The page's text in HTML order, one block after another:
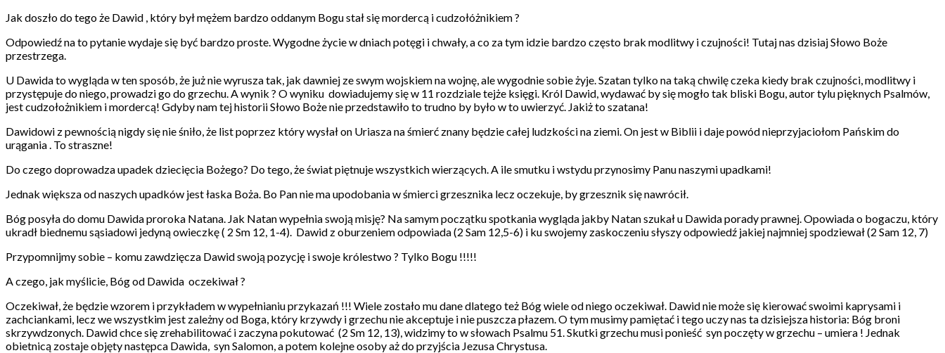
Jak doszło do tego że Dawid , który był mężem bardzo oddanym Bogu stał się mordercą i cudzołóżnikiem ?
Odpowiedź na to pytanie wydaje się być bardzo proste. Wygodne życie w dniach potęgi i chwały, a co za tym idzie bardzo często brak modlitwy i czujności! Tutaj nas dzisiaj Słowo Boże
przestrzega.
U Dawida to wygląda w ten sposób, że już nie wyrusza tak, jak dawniej ze swym wojskiem na wojnę, ale wygodnie sobie żyje. Szatan tylko na taką chwilę czeka kiedy brak czujności, modlitwy i
przystępuje do niego, prowadzi go do grzechu. A wynik ? O wyniku dowiadujemy się w 11 rozdziale tejże księgi. Król Dawid, wydawać by się mogło tak bliski Bogu, autor tylu pięknych Psalmów,
jest cudzołożnikiem i mordercą! Gdyby nam tej historii Słowo Boże nie przedstawiło to trudno by było w to uwierzyć. Jakiż to szatana!
Dawidowi z pewnością nigdy się nie śniło, że list poprzez który wysłał on Uriasza na śmierć znany będzie całej ludzkości na ziemi. On jest w Biblii i daje powód nieprzyjaciołom Pańskim do
urągania . To straszne!
Do czego doprowadza upadek dziecięcia Bożego? Do tego, że świat piętnuje wszystkich wierzących. A ile smutku i wstydu przynosimy Panu naszymi upadkami!
Jednak większa od naszych upadków jest łaska Boża. Bo Pan nie ma upodobania w śmierci grzesznika lecz oczekuje, by grzesznik się nawrócił.
Bóg posyła do domu Dawida proroka Natana. Jak Natan wypełnia swoją misję? Na samym początku spotkania wygląda jakby Natan szukał u Dawida porady prawnej. Opowiada o bogaczu, który
ukradł biednemu sąsiadowi jedyną owieczkę ( 2 Sm 12, 1-4). Dawid z oburzeniem odpowiada (2 Sam 12,5-6) i ku swojemy zaskoczeniu słyszy odpowiedź jakiej najmniej spodziewał (2 Sam 12, 7)
Przypomnijmy sobie – komu zawdzięcza Dawid swoją pozycję i swoje królestwo ? Tylko Bogu !!!!!
A czego, jak myślicie, Bóg od Dawida oczekiwał ?
Oczekiwał, że będzie wzorem i przykładem w wypełnianiu przykazań !!! Wiele zostało mu dane dlatego też Bóg wiele od niego oczekiwał. Dawid nie może się kierować swoimi kaprysami i
zachciankami, lecz we wszystkim jest zależny od Boga, który krzywdy i grzechu nie akceptuje i nie puszcza płazem. O tym musimy pamiętać i tego uczy nas ta dzisiejsza historia: Bóg broni
skrzywdzonych. Dawid chce się zrehabilitować i zaczyna pokutować (2 Sm 12, 13), widzimy to w słowach Psalmu 51. Skutki grzechu musi ponieść syn poczęty w grzechu – umiera ! Jednak
obietnicą zostaje objęty następca Dawida, syn Salomon, a potem kolejne osoby aż do przyjścia Jezusa Chrystusa.